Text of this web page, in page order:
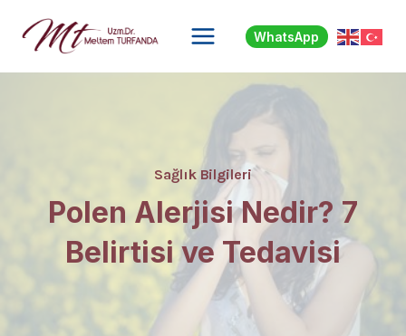
WhatsApp
Sağlık Bilgileri
Polen Alerjisi Nedir? 7
Belirtisi ve Tedavisi